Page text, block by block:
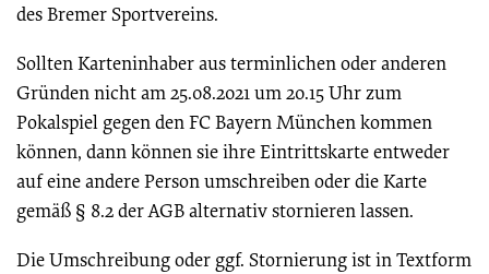
des Bremer Sportvereins.
Sollten Karteninhaber aus terminlichen oder anderen
Gründen nicht am 25.08.2021 um 20.15 Uhr zum
Pokalspiel gegen den FC Bayern München kommen
können, dann können sie ihre Eintrittskarte entweder
auf eine andere Person umschreiben oder die Karte
gemäß § 8.2 der AGB alternativ stornieren lassen.
Die Umschreibung oder ggf. Stornierung ist in Textform